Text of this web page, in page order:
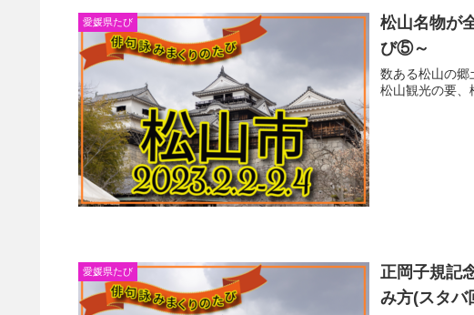
愛媛県たび
松山名物が
び⑤～
数ある松山の郷
松山観光の要、
愛媛県たび
正岡子規記
み方(スタ